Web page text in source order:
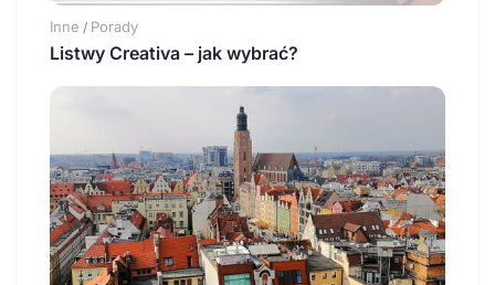
Inne / Porady
Listwy Creativa – jak wybrać?